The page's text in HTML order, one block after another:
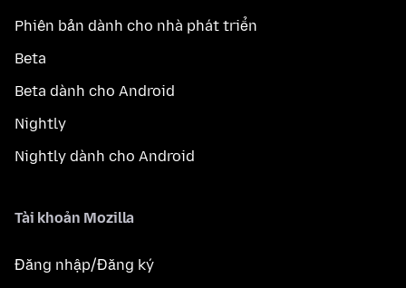
Phiên bản dành cho nhà phát triển
Beta
Beta dành cho Android
Nightly
Nightly dành cho Android
Tài khoản Mozilla
Đăng nhập/Đăng ký